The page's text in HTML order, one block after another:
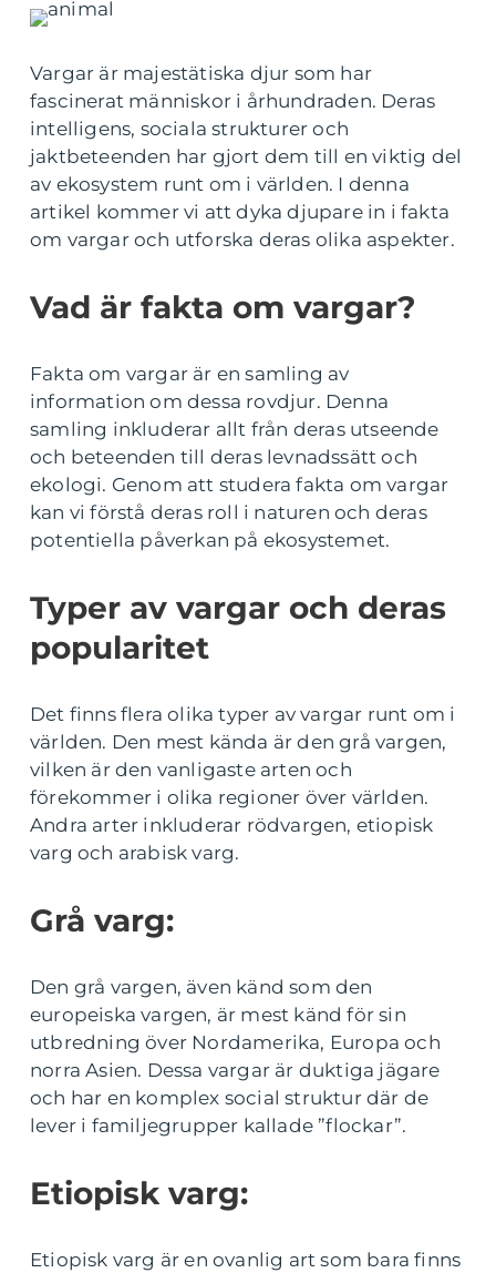
Vargar är majestätiska djur som har
fascinerat människor i århundraden. Deras
intelligens, sociala strukturer och
jaktbeteenden har gjort dem till en viktig del
av ekosystem runt om i världen. I denna
artikel kommer vi att dyka djupare in i fakta
om vargar och utforska deras olika aspekter.
Vad är fakta om vargar?
Fakta om vargar är en samling av
information om dessa rovdjur. Denna
samling inkluderar allt från deras utseende
och beteenden till deras levnadssätt och
ekologi. Genom att studera fakta om vargar
kan vi förstå deras roll i naturen och deras
potentiella påverkan på ekosystemet.
Typer av vargar och deras
popularitet
Det finns flera olika typer av vargar runt om i
världen. Den mest kända är den grå vargen,
vilken är den vanligaste arten och
förekommer i olika regioner över världen.
Andra arter inkluderar rödvargen, etiopisk
varg och arabisk varg.
Grå varg:
Den grå vargen, även känd som den
europeiska vargen, är mest känd för sin
utbredning över Nordamerika, Europa och
norra Asien. Dessa vargar är duktiga jägare
och har en komplex social struktur där de
lever i familjegrupper kallade ”flockar”.
Etiopisk varg:
Etiopisk varg är en ovanlig art som bara finns